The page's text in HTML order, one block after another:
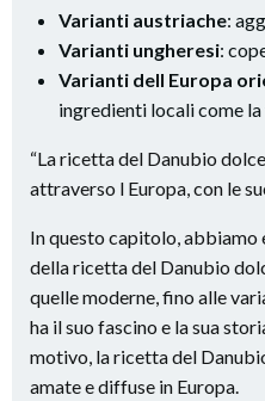
Varianti austriache:
Varianti ungheresi:
Varianti dell Europa
ingredienti locali come
“La ricetta del Danubio
attraverso l Europa, con le
In questo capitolo,
della ricetta del Danubio
quelle moderne, fino alle
ha il suo fascino e la sua
motivo, la ricetta del
amate e diffuse in Europa.